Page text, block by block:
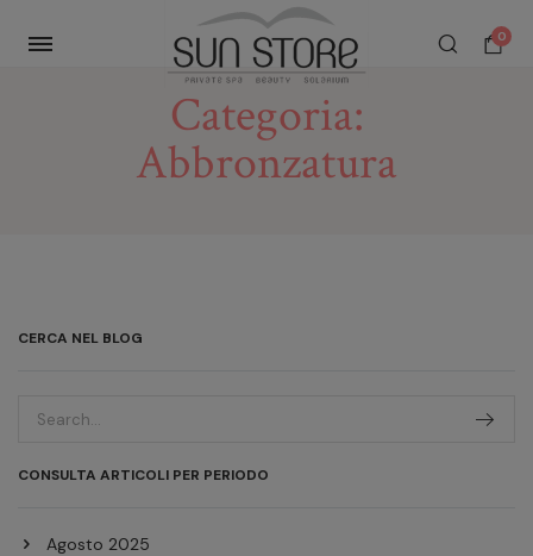
0
Categoria:
Abbronzatura
CERCA NEL BLOG
CONSULTA ARTICOLI PER PERIODO
Agosto 2025